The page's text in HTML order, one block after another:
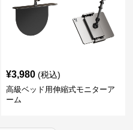
¥3,980 (税込)
高級ベッド用伸縮式モニターア
ーム